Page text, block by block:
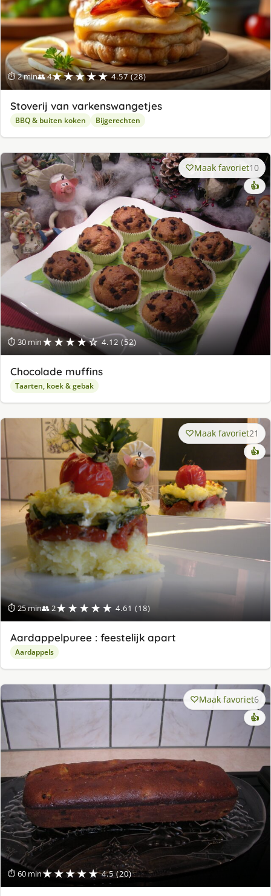
⏱ 2 min👥 4★★★★★ 4.57 (28)
Stoverij van varkenswangetjes
BBQ & buiten koken Bijgerechten
⏱ 30 min★★★★☆ 4.12 (52)
Maak favoriet10
👍
Chocolade muffins
Taarten, koek & gebak
⏱ 25 min👥 2★★★★★ 4.61 (18)
Maak favoriet21
👍
Aardappelpuree : feestelijk apart
Aardappels
⏱ 60 min★★★★★ 4.5 (20)
Maak favoriet6
👍